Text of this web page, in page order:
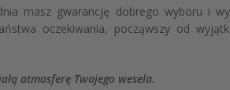
masz gwarancję dobrego wyboru i
oczekiwania, począwszy od
atmosferę Twojego wesela.